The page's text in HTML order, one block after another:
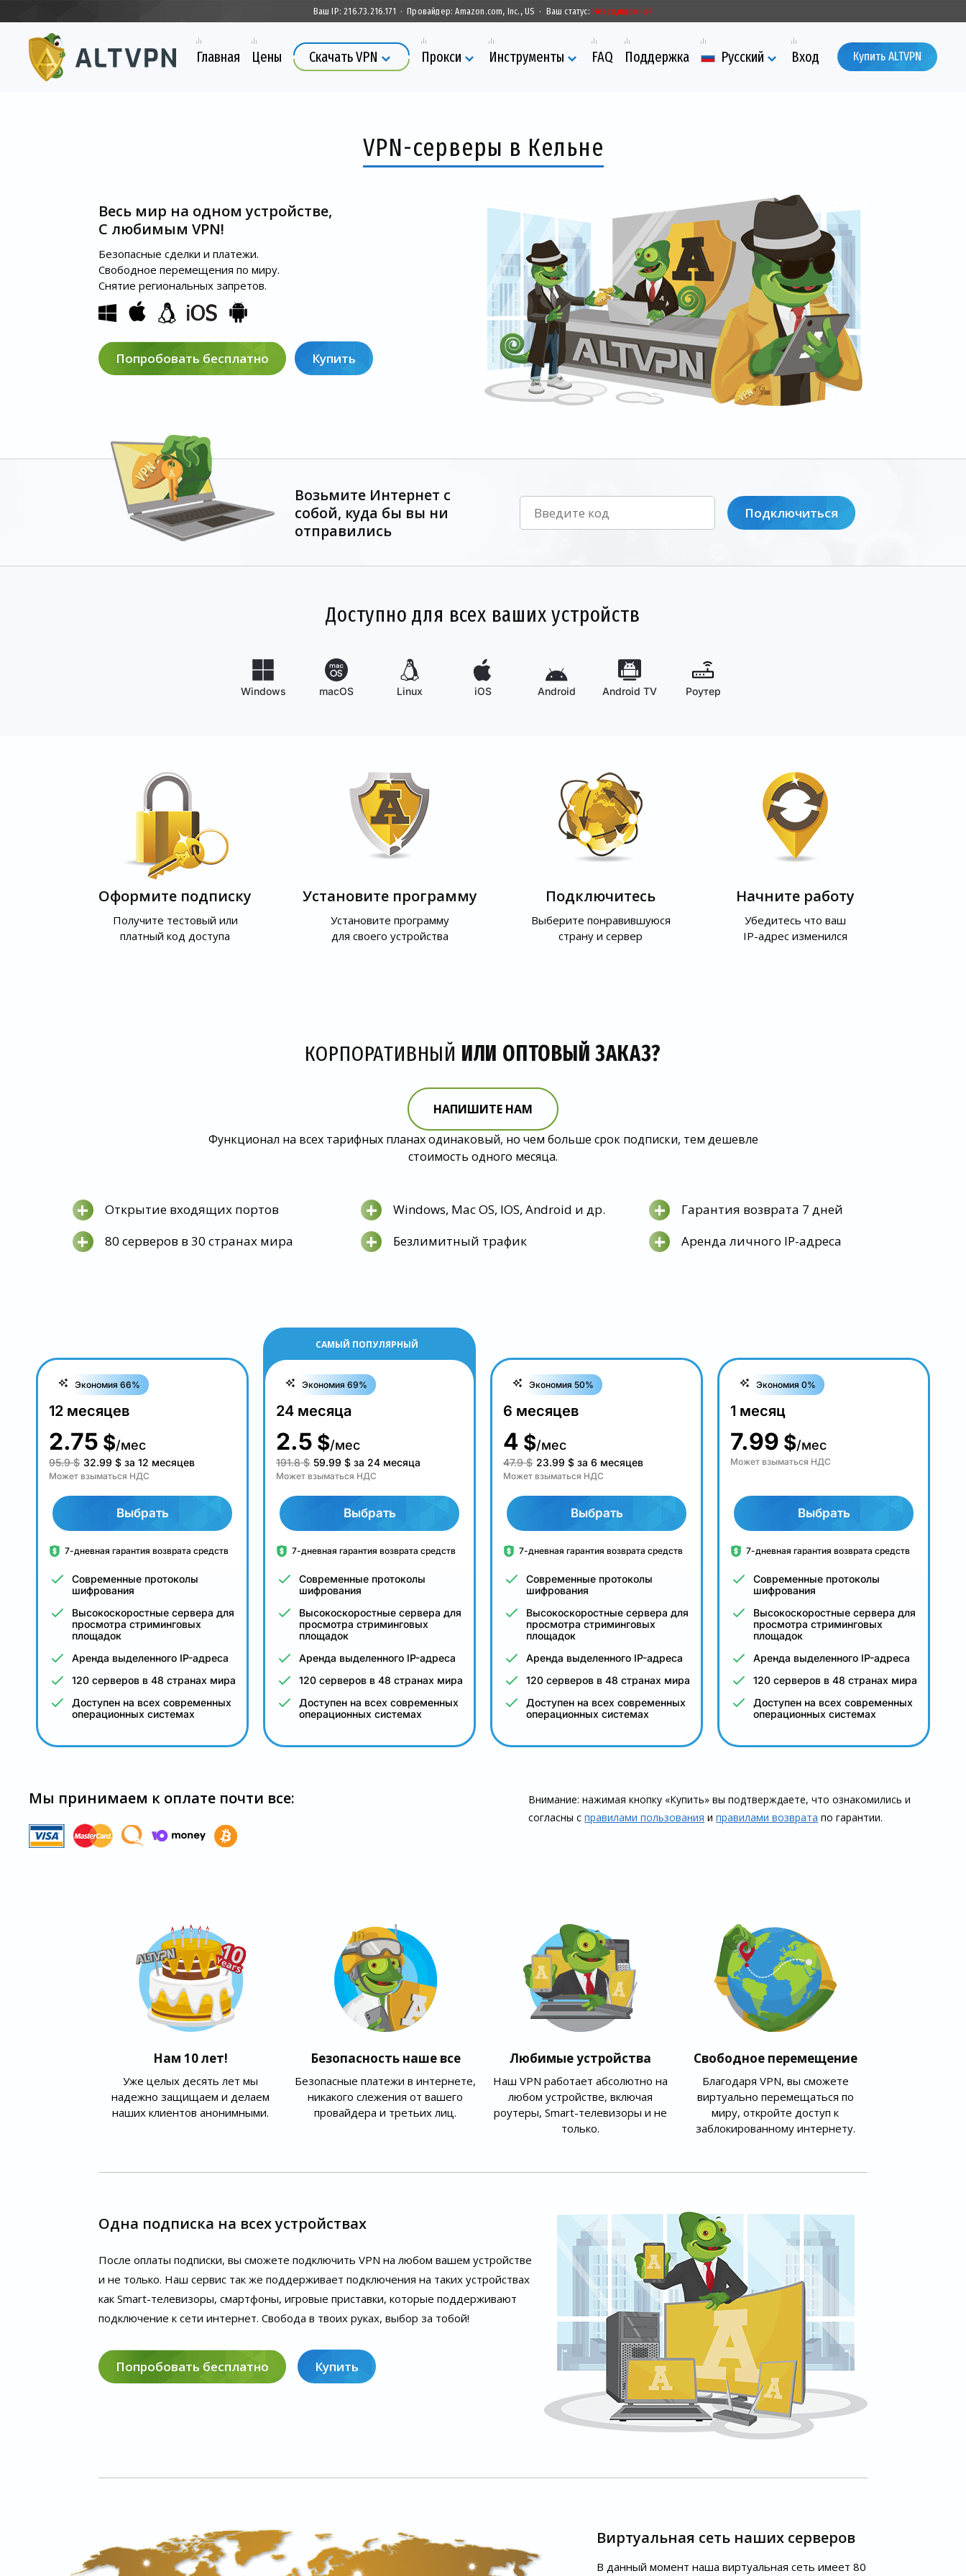
Ваш IP:216.73.216.171 · Провайдер:Amazon.com, Inc., US · Ваш статус:Незащищенный
Главная Цены Скачать VPN Прокси Инструменты FAQ Поддержка Русский Вход Купить ALTVPN
VPN-серверы в Кельне
Весь мир на одном устройстве,
С любимым VPN!
Безопасные сделки и платежи.
Свободное перемещения по миру.
Снятие региональных запретов.
Попробовать бесплатно Купить
Возьмите Интернет с
собой, куда бы вы ни
отправились
Подключиться
Доступно для всех ваших устройств
Windows macOS Linux iOS Android Android TV Роутер
Оформите подписку
Получите тестовый или
платный код доступа
Установите программу
Установите программу
для своего устройства
Подключитесь
Выберите понравившуюся
страну и сервер
Начните работу
Убедитесь что ваш
IP-адрес изменился
КОРПОРАТИВНЫЙ ИЛИ ОПТОВЫЙ ЗАКАЗ?
НАПИШИТЕ НАМ
Функционал на всех тарифных планах одинаковый, но чем больше срок подписки, тем дешевле
стоимость одного месяца.
+ Открытие входящих портов + Windows, Mac OS, IOS, Android и др. + Гарантия возврата 7 дней
+ 80 серверов в 30 странах мира + Безлимитный трафик + Аренда личного IP-адреса
САМЫЙ ПОПУЛЯРНЫЙ
Экономия 69%
24 месяца
2.5 $/мес
191.8 $ 59.99 $ за 24 месяца
Может взыматься НДС
Выбрать
7-дневная гарантия возврата средств
Современные протоколы
шифрования
Высокоскоростные сервера для
просмотра стриминговых
площадок
Аренда выделенного IP-адреса
120 серверов в 48 странах мира
Доступен на всех современных
операционных системах
Экономия 66%
12 месяцев
2.75 $/мес
95.9 $ 32.99 $ за 12 месяцев
Может взыматься НДС
Выбрать
7-дневная гарантия возврата средств
Современные протоколы
шифрования
Высокоскоростные сервера для
просмотра стриминговых
площадок
Аренда выделенного IP-адреса
120 серверов в 48 странах мира
Доступен на всех современных
операционных системах
Экономия 50%
6 месяцев
4 $/мес
47.9 $ 23.99 $ за 6 месяцев
Может взыматься НДС
Выбрать
7-дневная гарантия возврата средств
Современные протоколы
шифрования
Высокоскоростные сервера для
просмотра стриминговых
площадок
Аренда выделенного IP-адреса
120 серверов в 48 странах мира
Доступен на всех современных
операционных системах
Экономия 0%
1 месяц
7.99 $/мес
Может взыматься НДС
Выбрать
7-дневная гарантия возврата средств
Современные протоколы
шифрования
Высокоскоростные сервера для
просмотра стриминговых
площадок
Аренда выделенного IP-адреса
120 серверов в 48 странах мира
Доступен на всех современных
операционных системах
Мы принимаем к оплате почти все:
Внимание: нажимая кнопку «Купить» вы подтверждаете, что озна­комились и
согласны справилами пользования иправилами воз­врата по гарантии.
Нам 10 лет!
Уже целых десять лет мы
надежно защищаем и делаем
наших клиентов анонимными.
Безопасность наше все
Безопасные платежи в интернете,
никакого слежения от вашего
провайдера и третьих лиц.
Любимые устройства
Наш VPN работает абсолютно на
любом устройстве, включая
роутеры, Smart-телевизоры и не
только.
Свободное перемещение
Благодаря VPN, вы сможете
виртуально перемещаться по
миру, откройте доступ к
заблокированному интернету.
Одна подписка на всех устройствах
После оплаты подписки, вы сможете подключить VPN на любом вашем устройстве
и не только. Наш сервис так же поддерживает подключения на таких устройствах
как Smart-телевизоры, смартфоны, игровые приставки, которые поддерживают
подключение к сети интернет. Свобода в твоих руках, выбор за тобой!
Попробовать бесплатно Купить
Виртуальная сеть наших серверов
В данный момент наша виртуальная сеть имеет 80